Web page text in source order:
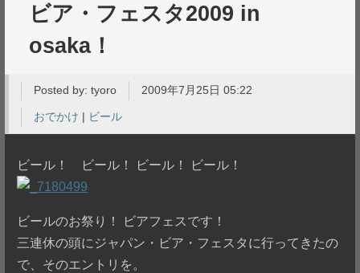
ビア・フェスタ2009 in
osaka！
Posted by:tyoro 2009年7月25日 05:22
おでかけ | ビール
ビール！ ビール！ ビール！ ビール！
ビールのお祭り！ ビアフェスです！
三連休の頭にジャパン・ビア・フェスタに行ってきたの
で、そのエントリを。